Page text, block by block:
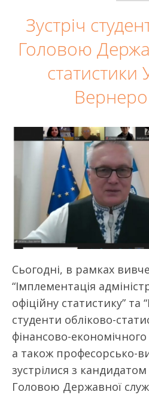
Зустріч
Головою
статистики
Сьогодні, в рамках
“Імплементація
офіційну статистику” та
студенти обліково-
фінансово-
а також професорсько-
зустрілися з
Головою Державної